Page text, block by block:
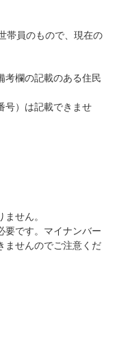
帯員のもので、現在の
考欄の記載のある住民
号）は記載できませ
せん。
要です。マイナンバー
ませんのでご注意くだ